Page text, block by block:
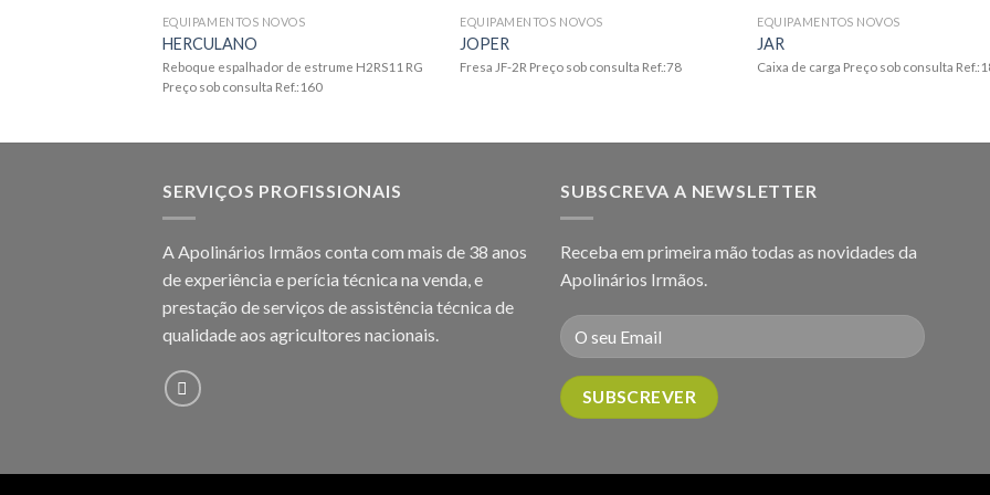
EQUIPAMENTOS NOVOS
HERCULANO
Reboque espalhador de estrume H2RS11 RG
Preço sob consulta Ref.:160
EQUIPAMENTOS NOVOS
JOPER
Fresa JF-2R Preço sob consulta Ref.:78
EQUIPAMENTOS NOVOS
JAR
Caixa de carga Preço sob consulta
SERVIÇOS PROFISSIONAIS
A Apolinários Irmãos conta com mais de 38 anos
de experiência e perícia técnica na venda, e
prestação de serviços de assistência técnica de
qualidade aos agricultores nacionais.
SUBSCREVA A NEWSLETTER
Receba em primeira mão todas as novidades da
Apolinários Irmãos.